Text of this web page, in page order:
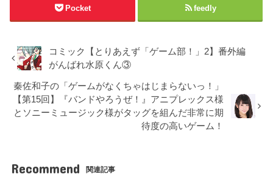
Pocket feedly
コミック【とりあえず「ゲーム部！」2】番外編
がんばれ水原くん③
秦佐和子の「ゲームがなくちゃはじまらないっ！」
【第15回】『バンドやろうぜ！』アニプレックス様
とソニーミュージック様がタッグを組んだ非常に期
待度の高いゲーム！
Recommend 関連記事